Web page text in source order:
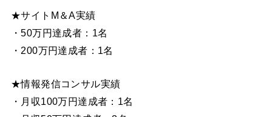
★サイトM＆A実績
・50万円達成者：1名
・200万円達成者：1名
★情報発信コンサル実績
・月収100万円達成者：1名